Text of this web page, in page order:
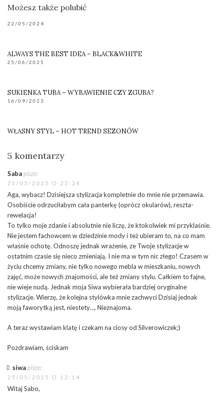
Możesz także polubić
22/05/2024
ALWAYS THE BEST IDEA – BLACK&WHITE
25/06/2025
SUKIENKA TUBA – WYBAWIENIE CZY ZGUBA?
16/09/2023
WŁASNY STYL – HOT TREND SEZONÓW
5 komentarzy
Sabapisze:
21/05/2025 O 23:24
Aga, wybacz! Dzisiejsza stylizacja kompletnie do mnie nie przemawia.
Osobiście odrzuciłabym cała panterkę (oprócz okularów), reszta-
rewelacja!
To tylko moje zdanie i absolutnie nie liczę, że ktokolwiek mi przyklaśnie.
Nie jestem fachowcem w dziedzinie mody i też ubieram to, na co mam
właśnie ochotę. Odnoszę jednak wrażenie, ze Twoje stylizacje w
ostatnim czasie się nieco zmieniają. I nie ma w tym nic złego! Czasem w
życiu chcemy zmiany, nie tylko nowego mebla w mieszkaniu, nowych
zajęć, może nowych znajomości, ale też zmiany stylu. Całkiem to fajne,
nie wieje nudą. Jednak moja Siwa wybierała bardziej oryginalne
stylizacje. Wierzę, że kolejna stylówka mnie zachwyci Dzisiaj jednak
moją faworytką jest, niestety…, Nieznajoma.
A teraz wystawiam klatę i czekam na ciosy od Silverowiczek;)
Pozdrawiam, ściskam
siwapisze:
25/05/2025 O 12:14
Witaj Sabo,